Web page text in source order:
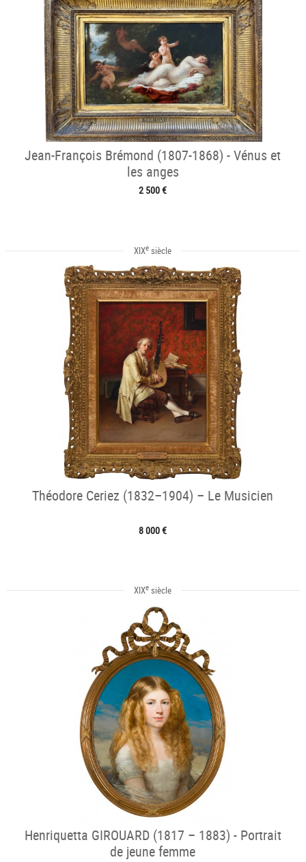
Jean-François Brémond (1807-1868) - Vénus et
les anges
2 500 €
XIXe siècle
Théodore Ceriez (1832–1904) – Le Musicien
8 000 €
XIXe siècle
Henriquetta GIROUARD (1817 – 1883) - Portrait
de jeune femme